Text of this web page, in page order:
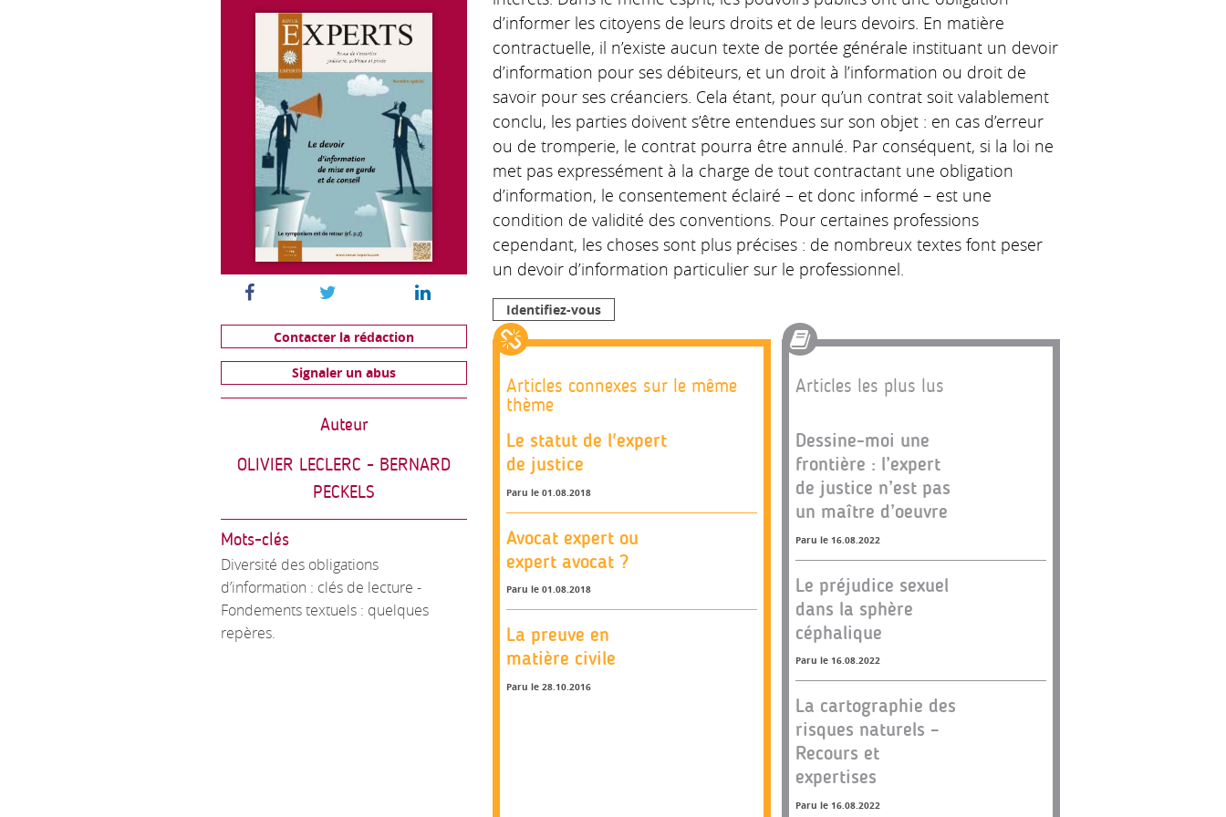
Contacter la rédaction
Signaler un abus
Auteur
OLIVIER LECLERC - BERNARD
PECKELS
Mots-clés
Diversité des obligations
d’information : clés de lecture -
Fondements textuels : quelques
repères.
d’informer les citoyens de leurs droits et de leurs devoirs. En matière
contractuelle, il n’existe aucun texte de portée générale instituant un devoir
d’information pour ses débiteurs, et un droit à l’information ou droit de
savoir pour ses créanciers. Cela étant, pour qu’un contrat soit valablement
conclu, les parties doivent s’être entendues sur son objet : en cas d’erreur
ou de tromperie, le contrat pourra être annulé. Par conséquent, si la loi ne
met pas expressément à la charge de tout contractant une obligation
d’information, le consentement éclairé – et donc informé – est une
condition de validité des conventions. Pour certaines professions
cependant, les choses sont plus précises : de nombreux textes font peser
un devoir d’information particulier sur le professionnel.
Identifiez-vous
Articles connexes sur le même
thème
Le statut de l'expert
de justice
Paru le 01.08.2018
Avocat expert ou
expert avocat ?
Paru le 01.08.2018
La preuve en
matière civile
Paru le 28.10.2016
Articles les plus lus
Dessine-moi une
frontière : l’expert
de justice n’est pas
un maître d’oeuvre
Paru le 16.08.2022
Le préjudice sexuel
dans la sphère
céphalique
Paru le 16.08.2022
La cartographie des
risques naturels –
Recours et
expertises
Paru le 16.08.2022